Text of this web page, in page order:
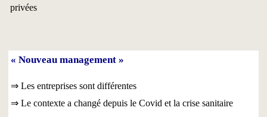
privées
« Nouveau management »
⇒ Les entreprises sont différentes
⇒ Le contexte a changé depuis le Covid et la crise sanitaire